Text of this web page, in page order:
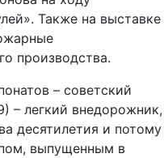
Также на выставке
производства.
– советский
– легкий внедорожник,
десятилетия и потому
выпущенным в